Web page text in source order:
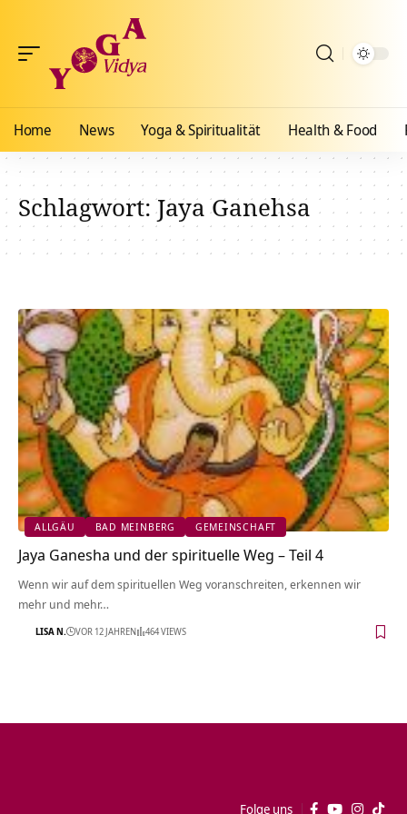
Home News Yoga & Spiritualität Health & Food
Schlagwort:Jaya Ganehsa
ALLGÄU BAD MEINBERG GEMEINSCHAFT
Jaya Ganesha und der spirituelle Weg – Teil 4
Wenn wir auf dem spirituellen Weg voranschreiten, erkennen wir
mehr und mehr…
LISA N. VOR 12 JAHREN 464 VIEWS
Folge uns